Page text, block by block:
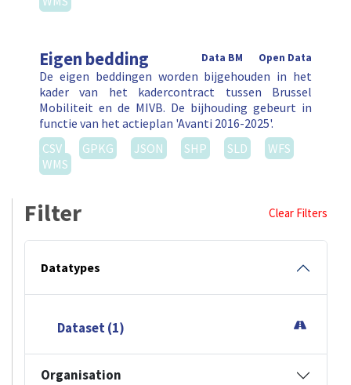
Eigen bedding Open Data
Data BM
De eigen beddingen worden bijgehouden in het
kader van het kadercontract tussen Brussel
Mobiliteit en de MIVB. De bijhouding gebeurt in
functie van het actieplan 'Avanti 2016-2025'.
CSV
GPKG JSON SHP SLD
WFS
WMS
Filter Clear Filters
Datatypes
Dataset (1)
Organisation